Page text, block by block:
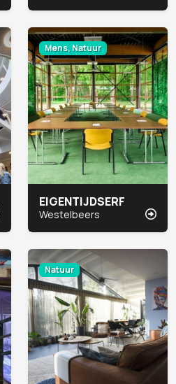
Mens, Natuur
EIGENTIJDSERF
Westelbeers
Natuur